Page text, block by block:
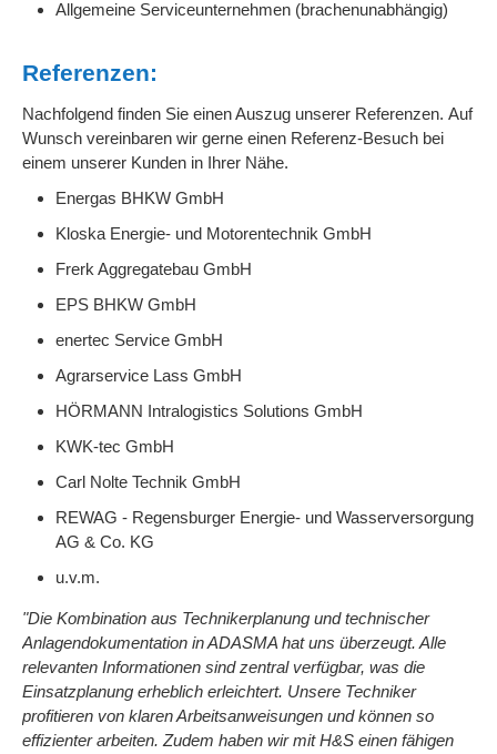
Allgemeine Serviceunternehmen (brachenunabhängig)
Referenzen:
Nachfolgend finden Sie einen Auszug unserer Referenzen. Auf
Wunsch vereinbaren wir gerne einen Referenz-Besuch bei
einem unserer Kunden in Ihrer Nähe.
Energas BHKW GmbH
Kloska Energie- und Motorentechnik GmbH
Frerk Aggregatebau GmbH
EPS BHKW GmbH
enertec Service GmbH
Agrarservice Lass GmbH
HÖRMANN Intralogistics Solutions GmbH
KWK-tec GmbH
Carl Nolte Technik GmbH
REWAG - Regensburger Energie- und Wasserversorgung
AG & Co. KG
u.v.m.
"Die Kombination aus Technikerplanung und technischer
Anlagendokumentation in ADASMA hat uns überzeugt. Alle
relevanten Informationen sind zentral verfügbar, was die
Einsatzplanung erheblich erleichtert. Unsere Techniker
profitieren von klaren Arbeitsanweisungen und können so
effizienter arbeiten. Zudem haben wir mit H&S einen fähigen